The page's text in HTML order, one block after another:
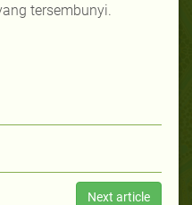
tersembunyi.
Next article